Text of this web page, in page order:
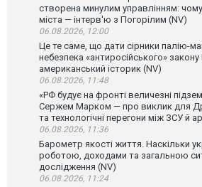
створена минулим управлінням:
міста — інтерв'ю з Погорілим (NV)
06.08.2026, 12:00
Це те саме, що дати сірники палію-
небезпека «антиросійського»
американський історик (NV)
06.08.2026, 11:48
«РФ будує на фронті величезні
Сержем Марком — про виклик для
та технологічні перегони між ЗСУ й
06.08.2026, 11:36
Барометр якості життя. Наскільки
роботою, доходами та загальною
дослідження (NV)
06.08.2026, 11:24